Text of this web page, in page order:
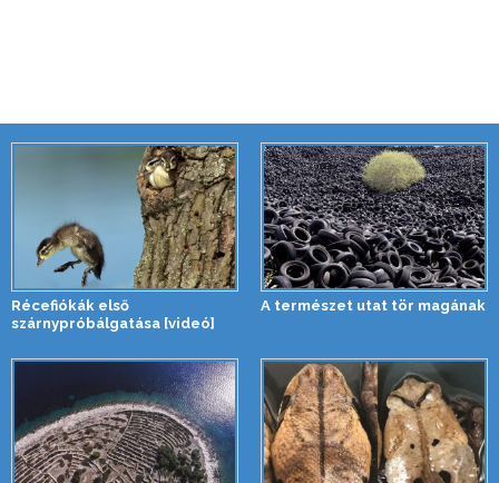
Récefiókák első
szárnypróbálgatása [videó]
A természet utat tör magának